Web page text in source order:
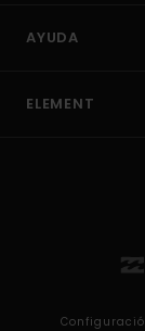
AYUDA
ELEMENT